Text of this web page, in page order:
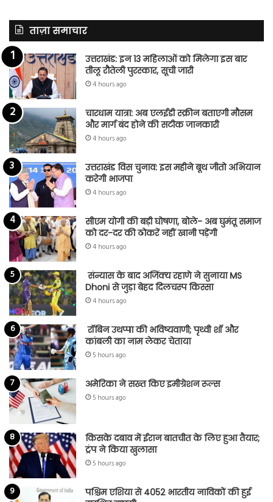
ताज़ा समाचार
उत्तराखंड: इन 13 महिलाओं को मिलेगा इस बार
तीलू रौतेली पुरस्कार, सूची जारी
4 hours ago
चारधाम यात्रा: अब एलईडी स्क्रीन बताएगी मौसम
और मार्ग बंद होने की सटीक जानकारी
4 hours ago
उत्तराखंड विस चुनाव: इस महीने बूथ जीतो अभियान
करेगी भाजपा
4 hours ago
सीएम योगी की बड़ी घोषणा, बोले- अब घुमंतू समाज
को दर-दर की ठोकरें नहीं खानी पड़ेंगी
4 hours ago
संन्यास के बाद अजिंक्‍य रहाणे ने सुनाया MS
Dhoni से जुड़ा बेहद दिलचस्प किस्सा
4 hours ago
रॉबिन उथप्पा की भविष्यवाणी; पृथ्वी शॉ और
कांबली का नाम लेकर चेताया
5 hours ago
अमेरिका ने सख्त किए इमीग्रेशन रूल्स
5 hours ago
किसके दबाव में ईरान बातचीत के लिए हुआ तैयार;
ट्रंप ने किया खुलासा
5 hours ago
पश्चिम एशिया से 4052 भारतीय नाविकों की हुई